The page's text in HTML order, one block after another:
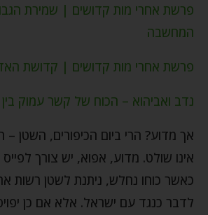
פרשת אחרי מות קדושים | שמירת
המחשבה
פרשת אחרי מות קדושים | קדושת
נדב ואביהוא – הכוח של קשר עמוק
אך מדוע? הרי ביום הכיפורים, השטן –
אינו שולט. מדוע, אפוא, יש צורך
כאשר כוחו נחלש, ניתנת לשטן רשות
לדבר כנגד עם ישראל. אלא אם כן